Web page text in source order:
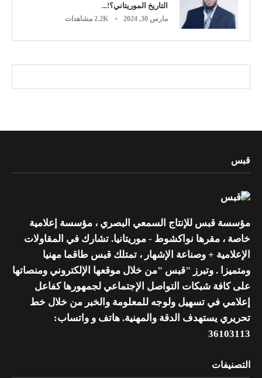
التاريخ الموريتاني؟!...
مارس 30, 2024 2.2K مشاهدات
قبس
مؤسسة قبس للإنتاج السمعي البصري ، مؤسسة إعلامية
خاصة ، مقرها نواكشوط - موريتانيا. تشارك في المقاولات
الإعلامية + وصناعة الإشهار ، تمتلك قبس طاقما مهنيا
ومتميزا . وتبرز "قبس "من خلال موقعها الإلكتروني ومنصاتها
على كافة شبكات التواصل الإجتماعي لجمهورها كفاعل
إعلامي في تسهيل ولوجه للمعلومة والخبر من خلال خط
تحريري يستهدف الدقة والمهنية. هاتف و واتساب:
36103113
التصنيفات